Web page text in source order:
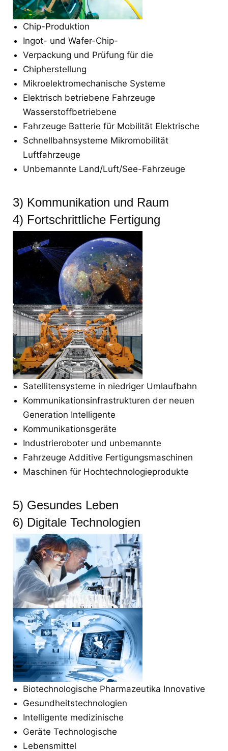
Chip-Produktion
Ingot- und Wafer-Chip-
Verpackung und Prüfung für die
Chipherstellung
Mikroelektromechanische Systeme
Elektrisch betriebene Fahrzeuge
Wasserstoffbetriebene
Fahrzeuge Batterie für Mobilität Elektrische
Schnellbahnsysteme Mikromobilität
Luftfahrzeuge
Unbemannte Land/Luft/See-Fahrzeuge
3) Kommunikation und Raum
4) Fortschrittliche Fertigung
Satellitensysteme in niedriger Umlaufbahn
Kommunikationsinfrastrukturen der neuen
Generation Intelligente
Kommunikationsgeräte
Industrieroboter und unbemannte
Fahrzeuge Additive Fertigungsmaschinen
Maschinen für Hochtechnologieprodukte
5) Gesundes Leben
6) Digitale Technologien
Biotechnologische Pharmazeutika Innovative
Gesundheitstechnologien
Intelligente medizinische
Geräte Technologische
Lebensmittel